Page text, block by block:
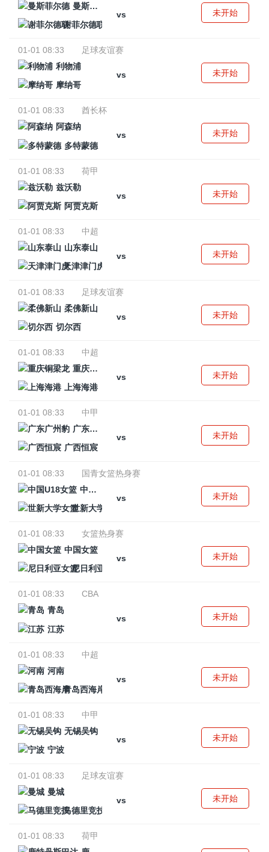
曼斯菲尔德
vs
谢菲尔德联
未开始
01-01 08:33
足球友谊赛
利物浦
vs
摩纳哥
未开始
01-01 08:33
酋长杯
阿森纳
vs
多特蒙德
未开始
01-01 08:33
荷甲
兹沃勒
vs
阿贾克斯
未开始
01-01 08:33
中超
山东泰山
vs
天津津门虎
未开始
01-01 08:33
足球友谊赛
柔佛新山
vs
切尔西
未开始
01-01 08:33
中超
重庆铜梁龙
vs
上海海港
未开始
01-01 08:33
中甲
广东广州豹
vs
广西恒宸
未开始
01-01 08:33
国青女篮热身赛
中国U18女篮
vs
世新大学女篮
未开始
01-01 08:33
女篮热身赛
中国女篮
vs
尼日利亚女篮
未开始
01-01 08:33
CBA
青岛
vs
江苏
未开始
01-01 08:33
中超
河南
vs
青岛西海岸
未开始
01-01 08:33
中甲
无锡吴钩
vs
宁波
未开始
01-01 08:33
足球友谊赛
曼城
vs
马德里竞技
未开始
01-01 08:33
荷甲